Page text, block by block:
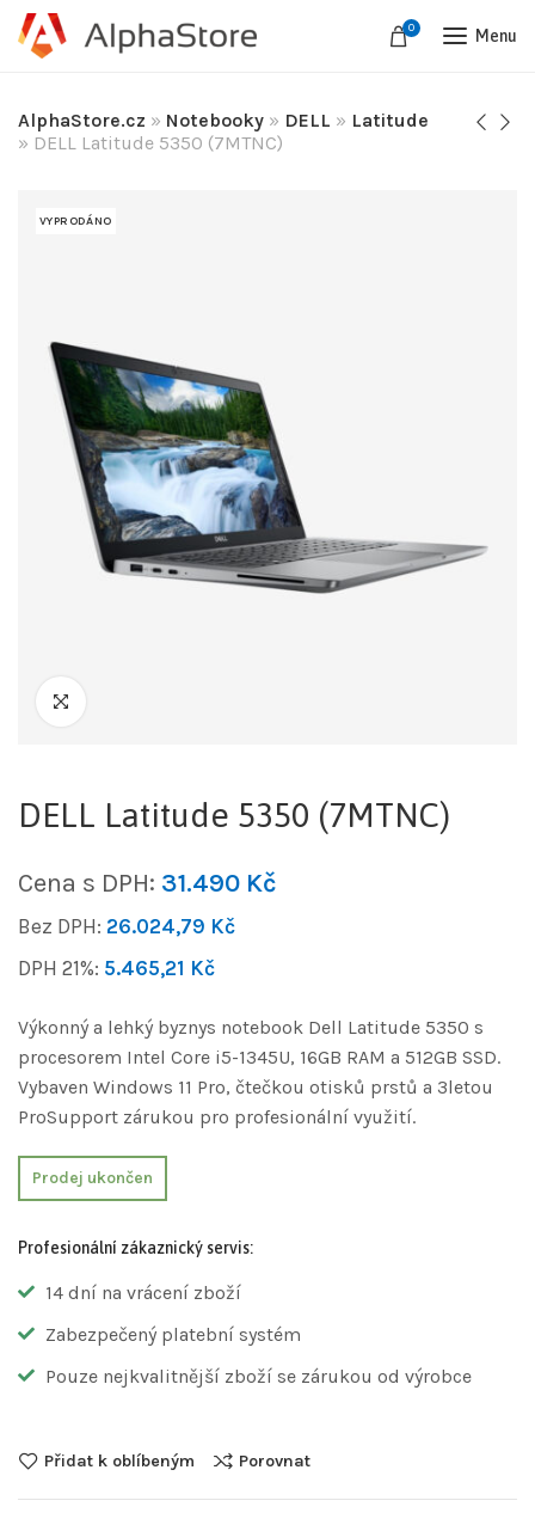
0 Menu
AlphaStore.cz » Notebooky » DELL » Latitude
» DELL Latitude 5350 (7MTNC)
VYPRODÁNO
DELL Latitude 5350 (7MTNC)
Cena s DPH: 31.490 Kč
Bez DPH: 26.024,79 Kč
DPH 21%: 5.465,21 Kč
Výkonný a lehký byznys notebook Dell Latitude 5350 s
procesorem Intel Core i5-1345U, 16GB RAM a 512GB SSD.
Vybaven Windows 11 Pro, čtečkou otisků prstů a 3letou
ProSupport zárukou pro profesionální využití.
Prodej ukončen
Profesionální zákaznický servis:
14 dní na vrácení zboží
Zabezpečený platební systém
Pouze nejkvalitnější zboží se zárukou od výrobce
Přidat k oblíbeným Porovnat